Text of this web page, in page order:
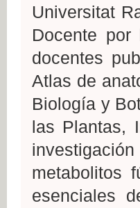
Universitat
Docente
docentes
Atlas de
Biología y
las Plantas,
metabolitos
esenciales